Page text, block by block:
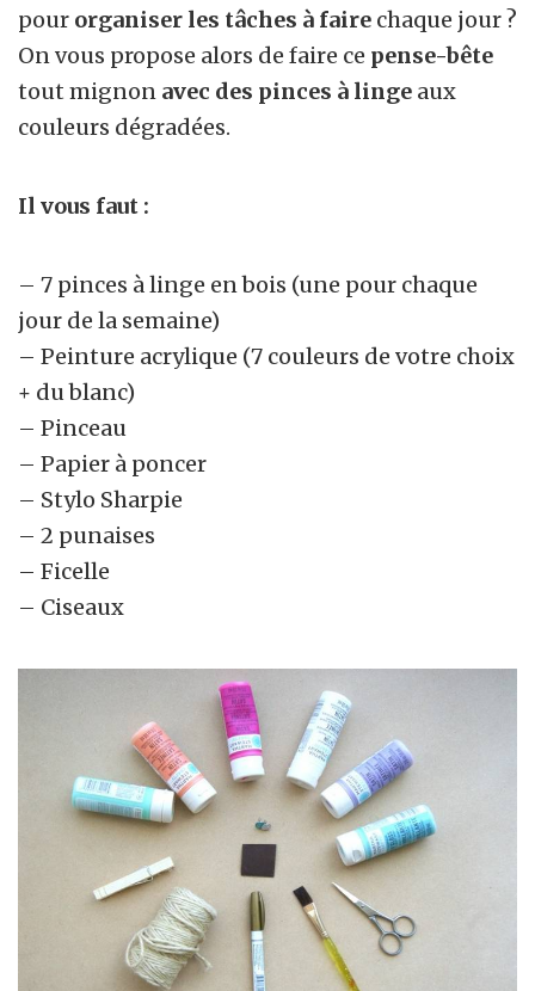
pour organiser les tâches à faire chaque jour ?
On vous propose alors de faire ce pense-bête
tout mignon avec des pinces à linge aux
couleurs dégradées.
Il vous faut :
– 7 pinces à linge en bois (une pour chaque
jour de la semaine)
– Peinture acrylique (7 couleurs de votre choix
+ du blanc)
– Pinceau
– Papier à poncer
– Stylo Sharpie
– 2 punaises
– Ficelle
– Ciseaux